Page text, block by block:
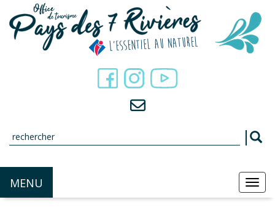
MENU
Panneau de gestion des cookies